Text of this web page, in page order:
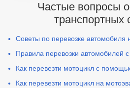
Частые вопросы
транспортных
Советы по перевозке автомобиля
Правила перевозки автомобилей
Как перевезти мотоцикл с
Как перевезти мотоцикл на